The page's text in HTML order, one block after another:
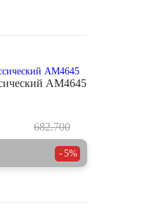
AM4645
682.700
5%